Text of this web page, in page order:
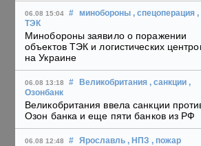
06.08 15:04 # минобороны , спецоперация ,
ТЭК
Минобороны заявило о поражении
объектов ТЭК и логистических
на Украине
06.08 13:18 # Великобритания , санкции ,
Озонбанк
Великобритания ввела санкции
Озон банка и еще пяти банков из РФ
06.08 12:48 # Ярославль , НПЗ , пожар